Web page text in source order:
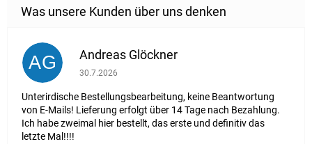
AG Andreas Glöckner
Die Shop-Bewertung beträgt 1 von 5 Sternen.
30.7.2026
Unterirdische Bestellungsbearbeitung, keine Beantwortung
von E-Mails! Lieferung erfolgt über 14 Tage nach Bezahlung.
Ich habe zweimal hier bestellt, das erste und definitiv das
letzte Mal!!!!